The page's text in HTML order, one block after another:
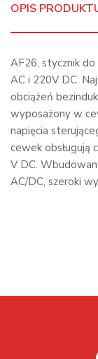
OPIS
AF26, stycznik
AC i 220V DC.
obciążeń
wyposażony w
napięcia
cewek obsługują
V DC.
AC/DC, szeroki